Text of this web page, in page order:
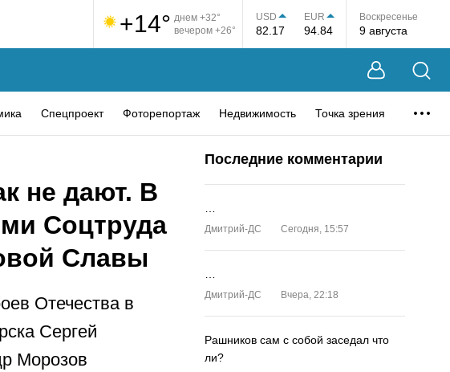
+14° днем +32°
вечером +26°
USD
82.17
EUR
94.84
Воскресенье
9 августа
Спецпроект Фоторепортаж Недвижимость Точка зрения
не дают. В
Соцтруда
Славы
Отечества в
Сергей
Морозов
Последние комментарии
Дмитрий-ДС Сегодня, 15:57
Дмитрий-ДС Вчера, 22:18
Рашников сам с собой заседал что
ли?